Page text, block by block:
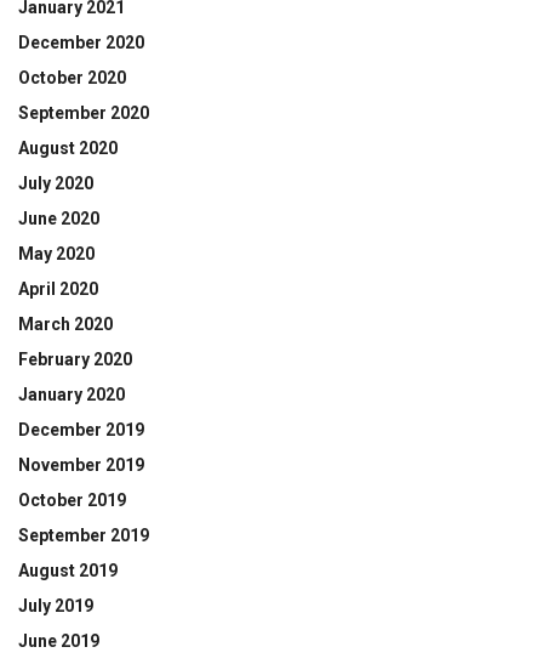
January 2021
December 2020
October 2020
September 2020
August 2020
July 2020
June 2020
May 2020
April 2020
March 2020
February 2020
January 2020
December 2019
November 2019
October 2019
September 2019
August 2019
July 2019
June 2019